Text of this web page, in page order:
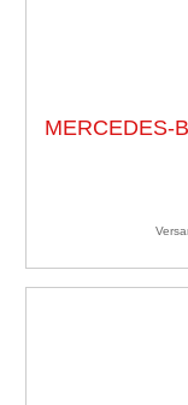
MERCEDES-